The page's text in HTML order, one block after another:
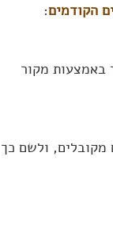
הקודמים:
באמצעות מקור
מקובלים, ולשם כך